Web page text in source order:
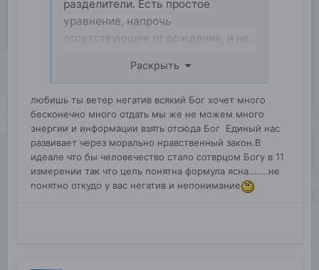
разделители. Есть простое
уравнение, напрочь
отсутствующее от рождения, и не
зависнет быть или не быть я к
человечества нет внешнего врага
из глубокого космоса, возможно,
для того, чтобы спокойно
выполнять свою основную миссию
человечества — это жить для друг
друга, для созидания не только
Раскрыть
любишь ты ветер негатив всякий Бог хочет много
бесконечно много отдать мы же не можем много
энергии и информации взять отсюда Бог Единый нас
развивает через морально нравственный закон.В
идеале что бы человечество стало сотврцом Богу в 11
измерении так что цель понятна формула ясна.......не
понятно откудо у вас негатив и непонимание